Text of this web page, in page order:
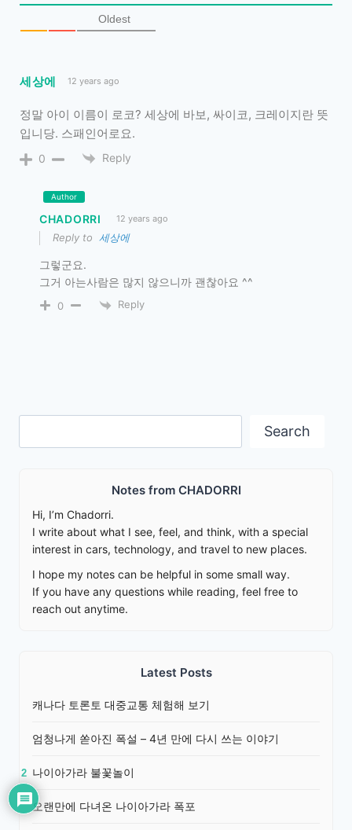
Oldest
세상에 12 years ago
정말 아이 이름이 로코? 세상에 바보, 싸이코, 크레이지란 뜻
입니당. 스패인어로요.
0 Reply
Author
CHADORRI 12 years ago
Reply to 세상에
그렇군요.
그거 아는사람은 많지 않으니까 괜찮아요 ^^
0 Reply
Search
Notes from CHADORRI
Hi, I’m Chadorri.
I write about what I see, feel, and think, with a special
interest in cars, technology, and travel to new places.
I hope my notes can be helpful in some small way.
If you have any questions while reading, feel free to
reach out anytime.
Latest Posts
캐나다 토론토 대중교통 체험해 보기
엄청나게 쏟아진 폭설 – 4년 만에 다시 쓰는 이야기
나이아가라 불꽃놀이
오랜만에 다녀온 나이아가라 폭포
2